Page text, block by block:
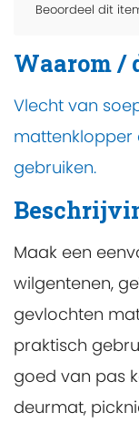
Beoordeel dit
Waarom /
Vlecht van
mattenklopper
gebruiken.
Maak een
wilgentenen,
gevlochten
praktisch
goed van pas
deurmat,